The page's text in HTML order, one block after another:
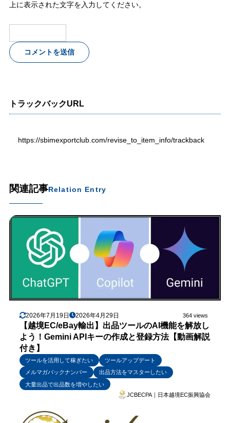
上に表示された文字を入力してください。
トラックバックURL
https://sbimexportclub.com/revise_to_item_info/trackback
関連記事Relation Entry
2026年7月19日 2026年4月29日 364 views
【越境EC/eBay輸出】出品ツールのAI機能を解放し
よう！Gemini APIキーの作成と登録方法【動画解説
付き】
ツールを活用して稼ぎたい
ツールアップデート
メルマガバックナンバー
出品方法をマスターしたい
大量出品で出品数を増やしたい
JCBECPA｜日本越境EC振興協会